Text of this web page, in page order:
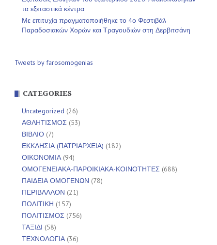
τα εξεταστικά κέντρα
Με επιτυχία πραγματοποιήθηκε το 4ο Φεστιβάλ
Παραδοσιακών Χορών και Τραγουδιών στη Δερβιτσάνη
Tweets by farosomogenias
CATEGORIES
Uncategorized (26)
ΑΘΛΗΤΙΣΜΟΣ (53)
ΒΙΒΛΙΟ (7)
ΕΚΚΛΗΣΙΑ (ΠΑΤΡΙΑΡΧΕΙΑ) (182)
ΟΙΚΟΝΟΜΙΑ(94)
ΟΜΟΓΕΝΕΙΑΚΑ-ΠΑΡΟΙΚΙΑΚΑ-ΚΟΙΝΟΤΗΤΕΣ (688)
ΠΑΙΔΕΙΑ ΟΜΟΓΕΝΩΝ (78)
ΠΕΡΙΒΑΛΛΟΝ (21)
ΠΟΛΙΤΙΚΗ (157)
ΠΟΛΙΤΙΣΜΟΣ (756)
ΤΑΞΙΔΙ (58)
ΤΕΧΝΟΛΟΓΙΑ(36)